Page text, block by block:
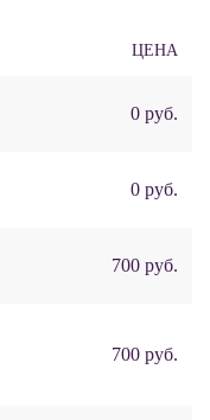
ЦЕНА
0 руб.
0 руб.
700 руб.
700 руб.